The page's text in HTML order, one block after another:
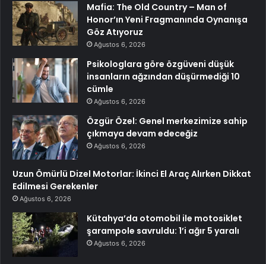
Mafia: The Old Country – Man of
Honor’ın Yeni Fragmanında Oynanışa
Göz Atıyoruz
Ağustos 6, 2026
Psikologlara göre özgüveni düşük
insanların ağzından düşürmediği 10
cümle
Ağustos 6, 2026
Özgür Özel: Genel merkezimize sahip
çıkmaya devam edeceğiz
Ağustos 6, 2026
Uzun Ömürlü Dizel Motorlar: İkinci El Araç Alırken Dikkat
Edilmesi Gerekenler
Ağustos 6, 2026
Kütahya’da otomobil ile motosiklet
şarampole savruldu: 1’i ağır 5 yaralı
Ağustos 6, 2026